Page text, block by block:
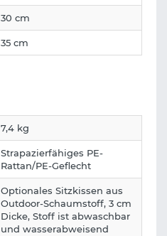
30 cm
35 cm
7,4 kg
Strapazierfähiges PE-
Rattan/PE-Geflecht
Optionales Sitzkissen aus
Outdoor-Schaumstoff, 3 cm
Dicke, Stoff ist abwaschbar
und wasserabweisend